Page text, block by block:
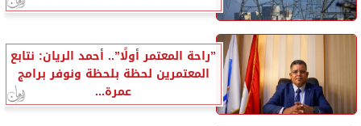
”راحة المعتمر أولًا”.. أحمد الريان: نتابع
المعتمرين لحظة بلحظة ونوفر برامج
عمرة...